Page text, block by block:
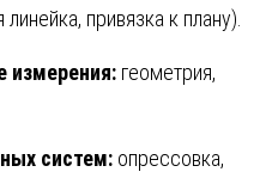
привязка к плану).
измерения: геометрия,
систем: опрессовка,